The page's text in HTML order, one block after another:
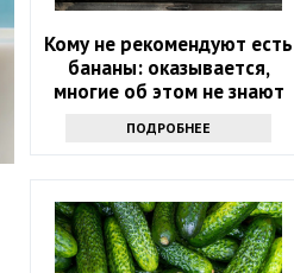
Кому не рекомендуют есть
бананы: оказывается,
многие об этом не знают
ПОДРОБНЕЕ